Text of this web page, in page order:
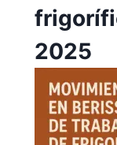
2025